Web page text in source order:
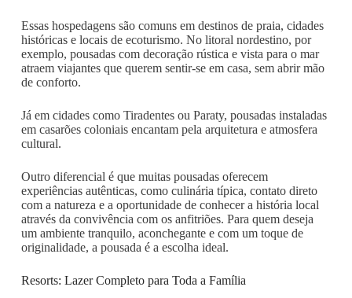
Essas hospedagens são comuns em destinos de praia, cidades
históricas e locais de ecoturismo. No litoral nordestino, por
exemplo, pousadas com decoração rústica e vista para o mar
atraem viajantes que querem sentir-se em casa, sem abrir mão
de conforto.
Já em cidades como Tiradentes ou Paraty, pousadas instaladas
em casarões coloniais encantam pela arquitetura e atmosfera
cultural.
Outro diferencial é que muitas pousadas oferecem
experiências autênticas, como culinária típica, contato direto
com a natureza e a oportunidade de conhecer a história local
através da convivência com os anfitriões. Para quem deseja
um ambiente tranquilo, aconchegante e com um toque de
originalidade, a pousada é a escolha ideal.
Resorts: Lazer Completo para Toda a Família